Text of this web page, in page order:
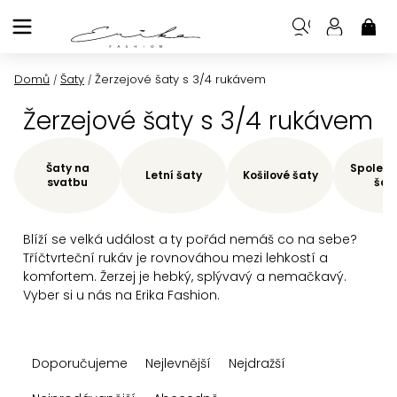
na
Domů / Šaty / Žerzejové šaty s 3/4 rukávem
Žerzejové šaty s 3/4 rukávem
Blíží se velká událost a ty pořád nemáš co na sebe?
Tříčtvrteční rukáv je rovnováhou mezi lehkostí a
komfortem. Žerzej je hebký, splývavý a nemačkavý.
Vyber si u nás na Erika Fashion.
Šaty na
svatbu
Letní šaty Košilové šaty
aDoporučujeme Nejlevnější
Nejdražší